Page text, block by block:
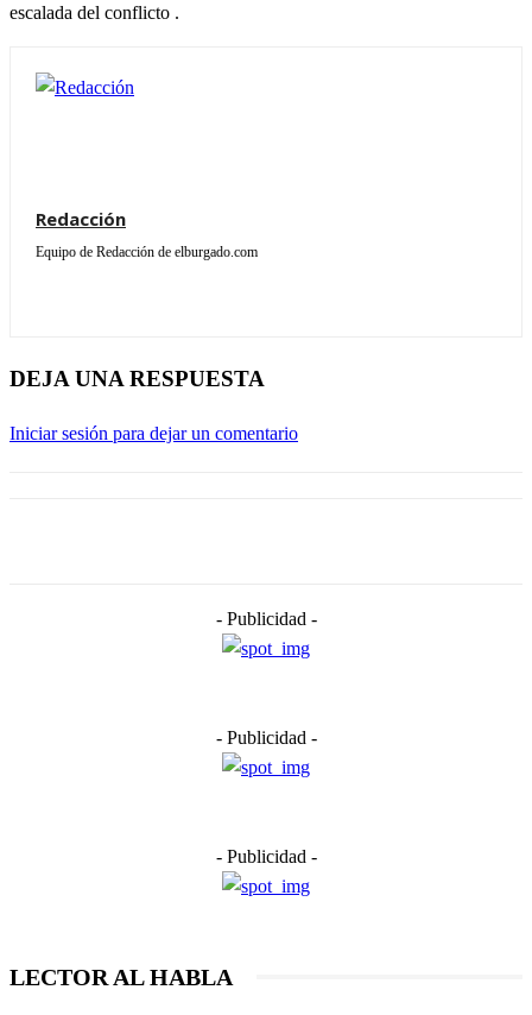
escalada del conflicto .
Redacción
Equipo de Redacción de elburgado.com
DEJA UNA RESPUESTA
Iniciar sesión para dejar un comentario
- Publicidad -
- Publicidad -
- Publicidad -
LECTOR AL HABLA